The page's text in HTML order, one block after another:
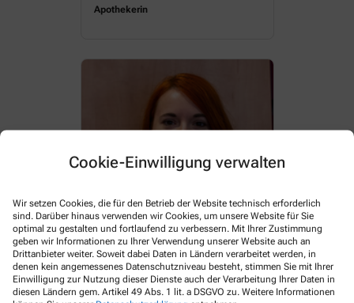
Cookie-Einwilligung verwalten
Wir setzen Cookies, die für den Betrieb der Website technisch erforderlich
sind. Darüber hinaus verwenden wir Cookies, um unsere Website für Sie
optimal zu gestalten und fortlaufend zu verbessern. Mit Ihrer Zustimmung
geben wir Informationen zu Ihrer Verwendung unserer Website auch an
Drittanbieter weiter. Soweit dabei Daten in Ländern verarbeitet werden, in
denen kein angemessenes Datenschutzniveau besteht, stimmen Sie mit Ihrer
Einwilligung zur Nutzung dieser Dienste auch der Verarbeitung Ihrer Daten in
diesen Ländern gem. Artikel 49 Abs. 1 lit. a DSGVO zu. Weitere Informationen
Apothekerin
J. Adrian